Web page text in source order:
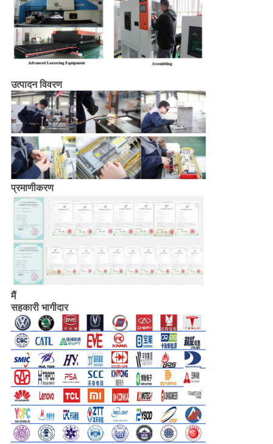
उत्पादन विवरण
प्रमाणीकरण
मैं
सहकारी भागीदार